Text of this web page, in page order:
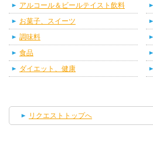
アルコール＆ビールテイスト飲料
お菓子、スイーツ
調味料
食品
ダイエット、健康
リクエストトップへ